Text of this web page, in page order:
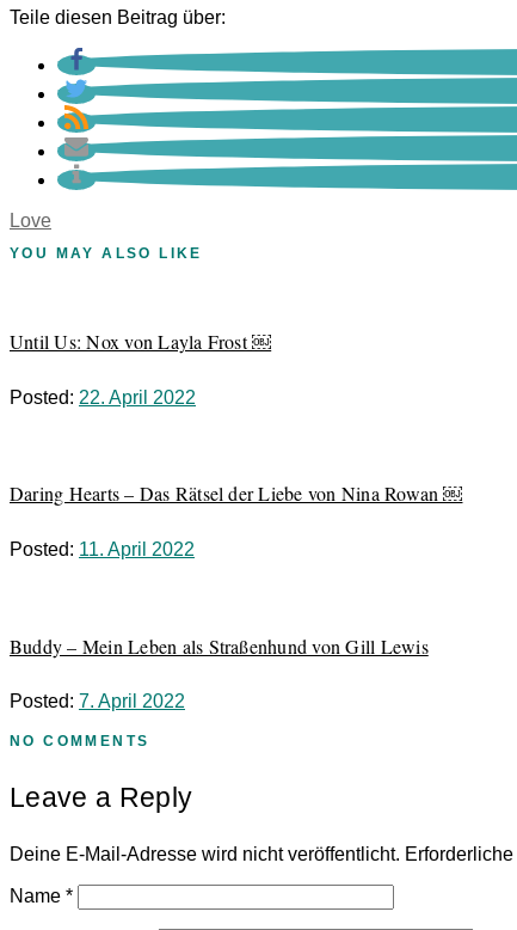
Teile diesen Beitrag über:
Love
YOU MAY ALSO LIKE
Until Us: Nox von Layla Frost ￼
Posted: 22. April 2022
Daring Hearts – Das Rätsel der Liebe von Nina Rowan ￼
Posted: 11. April 2022
Buddy – Mein Leben als Straßenhund von Gill Lewis
Posted: 7. April 2022
NO COMMENTS
Leave a Reply
Deine E-Mail-Adresse wird nicht veröffentlicht.
Name *